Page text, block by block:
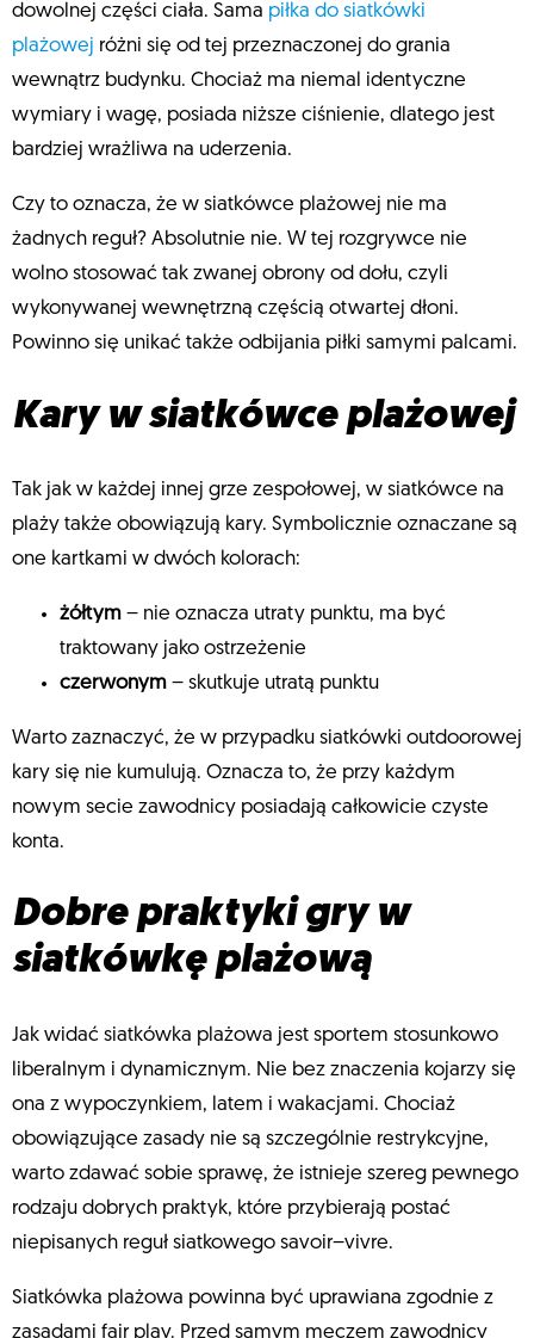
dowolnej części ciała. Sama piłka do siatkówki
plażowej różni się od tej przeznaczonej do grania
wewnątrz budynku. Chociaż ma niemal identyczne
wymiary i wagę, posiada niższe ciśnienie, dlatego jest
bardziej wrażliwa na uderzenia.
Czy to oznacza, że w siatkówce plażowej nie ma
żadnych reguł? Absolutnie nie. W tej rozgrywce nie
wolno stosować tak zwanej obrony od dołu, czyli
wykonywanej wewnętrzną częścią otwartej dłoni.
Powinno się unikać także odbijania piłki samymi palcami.
Kary w siatkówce plażowej
Tak jak w każdej innej grze zespołowej, w siatkówce na
plaży także obowiązują kary. Symbolicznie oznaczane są
one kartkami w dwóch kolorach:
żółtym – nie oznacza utraty punktu, ma być
traktowany jako ostrzeżenie
czerwonym – skutkuje utratą punktu
Warto zaznaczyć, że w przypadku siatkówki outdoorowej
kary się nie kumulują. Oznacza to, że przy każdym
nowym secie zawodnicy posiadają całkowicie czyste
konta.
Dobre praktyki gry w
siatkówkę plażową
Jak widać siatkówka plażowa jest sportem stosunkowo
liberalnym i dynamicznym. Nie bez znaczenia kojarzy się
ona z wypoczynkiem, latem i wakacjami. Chociaż
obowiązujące zasady nie są szczególnie restrykcyjne,
warto zdawać sobie sprawę, że istnieje szereg pewnego
rodzaju dobrych praktyk, które przybierają postać
niepisanych reguł siatkowego savoir–vivre.
Siatkówka plażowa powinna być uprawiana zgodnie z
zasadami fair play. Przed samym meczem zawodnicy